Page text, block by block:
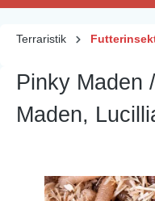
Terraristik
Pinky Maden
Maden,
Bildergalerie